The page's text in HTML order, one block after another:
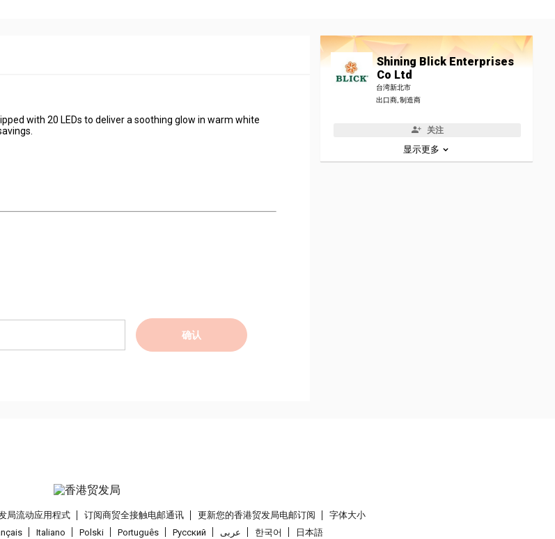
with 20 LEDs to deliver a soothing glow in warm white
确认
Shining Blick Enterprises
Co Ltd
台湾新北市
出口商, 制造商
关注
显示更多
局流动应用程式 订阅商贸全接触电邮通讯 更新您的香港贸发局电邮订阅
字体大小
Italiano Polski Português Pусский عربى 한국어 日本語